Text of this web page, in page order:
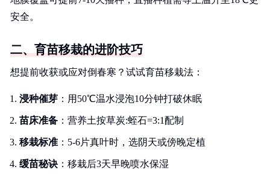
安全。
二、育苗移栽的进阶技巧
想提前收获或应对倒春寒？试试育苗移栽法：
浸种催芽 ：用50℃温水浸泡10分钟打破休眠
苗床准备 ：营养土按草炭:蛭石=3:1配制
移栽标准 ：5-6片真叶时，选阴天或傍晚定植
缓苗秘诀 ：移栽后3天早晚喷水保湿